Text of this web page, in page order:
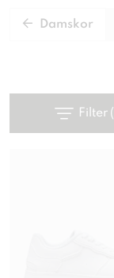
Damskor
Filter (